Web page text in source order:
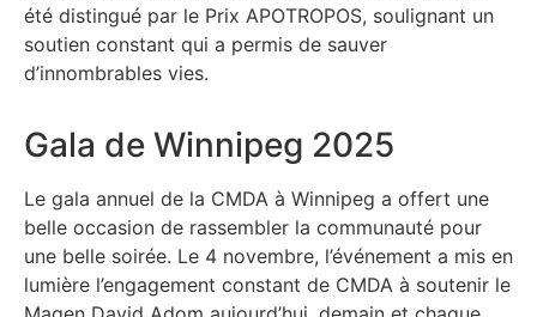
été distingué par le Prix APOTROPOS, soulignant un
soutien constant qui a permis de sauver
d’innombrables vies.
Gala de Winnipeg 2025
Le gala annuel de la CMDA à Winnipeg a offert une
belle occasion de rassembler la communauté pour
une belle soirée. Le 4 novembre, l’événement a mis en
lumière l’engagement constant de CMDA à soutenir le